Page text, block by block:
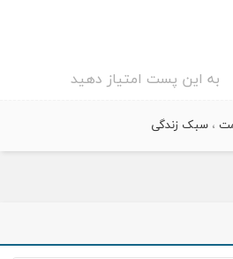
به این پست امتیاز دهید
،سبک زندگی